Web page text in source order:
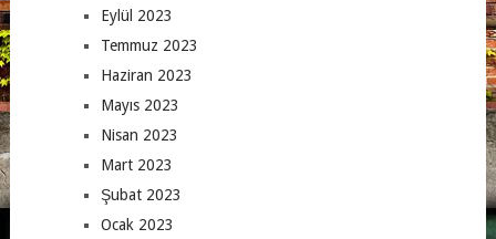
Eylül 2023
Temmuz 2023
Haziran 2023
Mayıs 2023
Nisan 2023
Mart 2023
Şubat 2023
Ocak 2023